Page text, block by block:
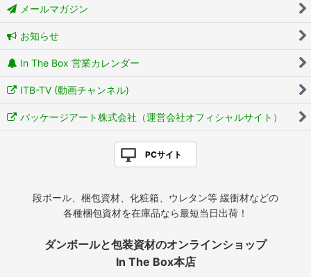
メールマガジン
お知らせ
In The Box 営業カレンダー
ITB-TV (動画チャンネル)
パッケージアート株式会社（運営会社オフィシャルサイト）
PCサイト
段ボール、梱包資材、化粧箱、ウレタン等 緩衝材などの
各種梱包資材を在庫品なら最短当日出荷！
ダンボールと包装資材のオンラインショップ
In The Box本店